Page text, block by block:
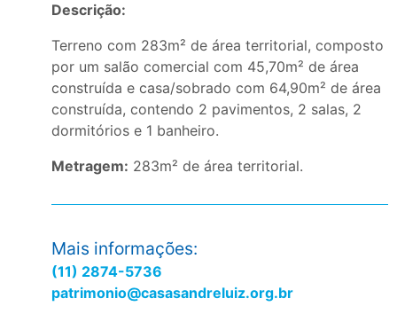
Descrição:
Terreno com 283m² de área territorial, composto
por um salão comercial com 45,70m² de área
construída e casa/sobrado com 64,90m² de área
construída, contendo 2 pavimentos, 2 salas, 2
dormitórios e 1 banheiro.
Metragem: 283m² de área territorial.
Mais informações:
(11) 2874-5736
patrimonio@casasandreluiz.org.br